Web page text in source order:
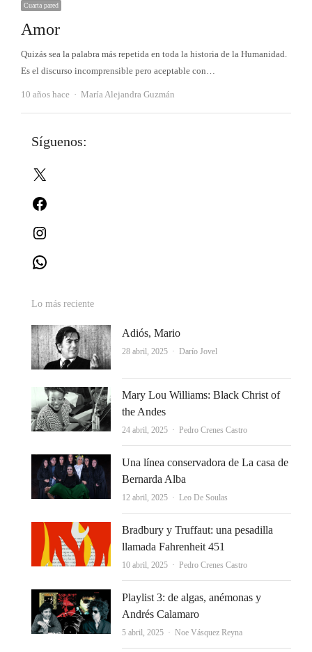
Cuarta pared
Amor
Quizás sea la palabra más repetida en toda la historia de la Humanidad.
Es el discurso incomprensible pero aceptable con…
10 años hace Autor
María Alejandra Guzmán
Síguenos:
Lo más reciente
Adiós, Mario
28 abril, 2025 Autor
Darío Jovel
Mary Lou Williams: Black Christ of
the Andes
24 abril, 2025 Autor
Pedro Crenes Castro
Una línea conservadora de La casa de
Bernarda Alba
12 abril, 2025 Autor
Leo De Soulas
Bradbury y Truffaut: una pesadilla
llamada Fahrenheit 451
10 abril, 2025 Autor
Pedro Crenes Castro
Playlist 3: de algas, anémonas y
Andrés Calamaro
5 abril, 2025 Autor
Noe Vásquez Reyna